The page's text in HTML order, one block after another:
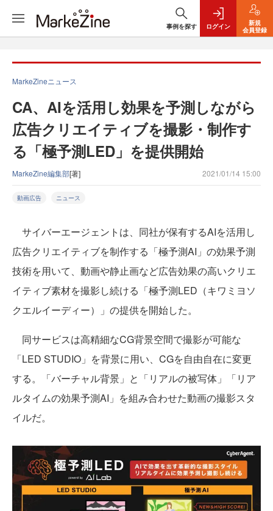
事例を探す ログイン
新規
会員登録
MarkeZineニュース
CA、AIを活用し効果を予測しながら
広告クリエイティブを撮影・制作す
る「極予測LED」を提供開始
MarkeZine編集部[著] 2021/01/14 15:00
動画広告 ニュース
サイバーエージェントは、同社が保有するAIを活用し
広告クリエイティブを制作する「極予測AI」の効果予測
技術を用いて、動画や静止画など広告効果の高いクリエ
イティブ素材を撮影し続ける「極予測LED（キワミヨソ
クエルイーディー）」の提供を開始した。
同サービスは高精細なCG背景空間で撮影が可能な
「LED STUDIO」を背景に用い、CGを自由自在に変更
する。「バーチャル背景」と「リアルの被写体」「リア
ルタイムの効果予測AI」を組み合わせた動画の撮影スタ
イルだ。